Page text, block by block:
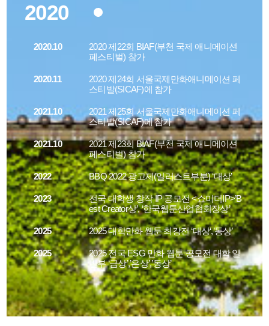
2020
2020.10
2020 제22회 BIAF(부천 국제 애니메이션
페스티벌) 참가
2020.11
2020 제24회 서울국제만화애니메이션 페
스티발(SICAF)에 참가
2021.10
2021 제25회 서울국제만화애니메이션 페
스티발(SICAF)에 참가
2021.10
2021 제23회 BIAF(부천 국제 애니메이션
페스티벌) 참가
2022 BBQ 2022 광고제(일러스트부분) ‘대상’
2023
전국 대학생 창작 IP 공모전 <쇼미더IP>’B
est Creator상’, ‘한국웹툰산업협회장상’
2025 2025 대학만화 웹툰 최강전 ‘대상‘,’동상’
2025
2025 전국 ESG 만화 웹툰 공모전 대학 일
반부 ‘금상’,’은상’,’동상’